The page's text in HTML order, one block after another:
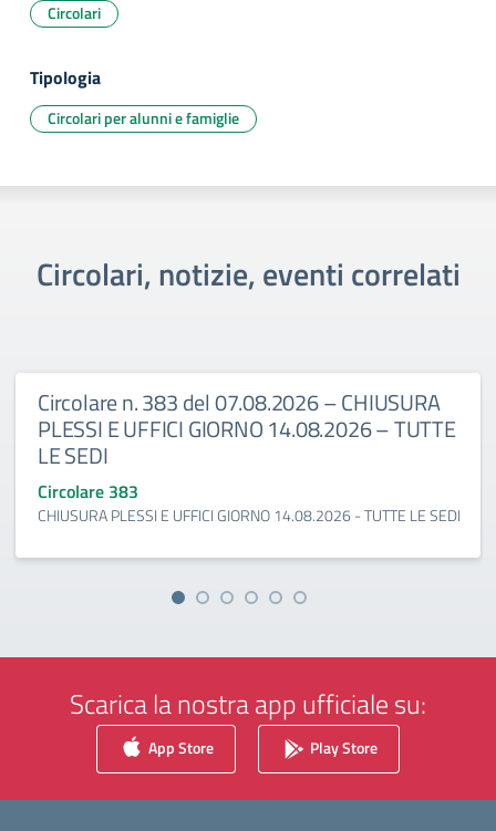
Circolari
Tipologia
Circolari per alunni e famiglie
Circolari, notizie, eventi correlati
Circolare n. 383 del 07.08.2026 – CHIUSURA
PLESSI E UFFICI GIORNO 14.08.2026 – TUTTE
LE SEDI
Circolare 383
CHIUSURA PLESSI E UFFICI GIORNO 14.08.2026 - TUTTE LE SEDI
Scarica la nostra app ufficiale su:
App Store Play Store